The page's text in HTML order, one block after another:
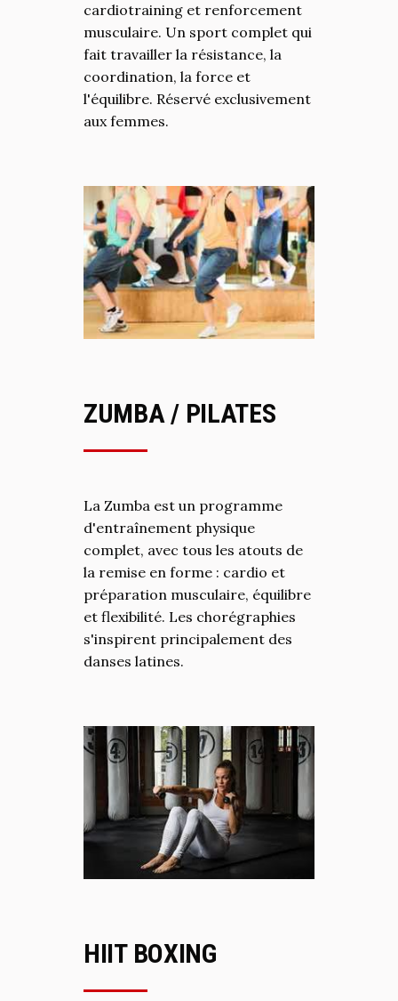
cardiotraining et renforcement
musculaire. Un sport complet qui
fait travailler la résistance, la
coordination, la force et
l'équilibre. Réservé exclusivement
aux femmes.
ZUMBA / PILATES
La Zumba est un programme
d'entraînement physique
complet, avec tous les atouts de
la remise en forme : cardio et
préparation musculaire, équilibre
et flexibilité. Les chorégraphies
s'inspirent principalement des
danses latines.
HIIT BOXING